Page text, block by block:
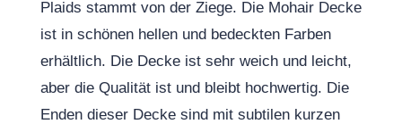
Plaids stammt von der Ziege. Die Mohair Decke
ist in schönen hellen und bedeckten Farben
erhältlich. Die Decke ist sehr weich und leicht,
aber die Qualität ist und bleibt hochwertig. Die
Enden dieser Decke sind mit subtilen kurzen